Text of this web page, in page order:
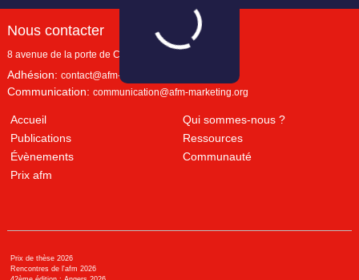
Nous contacter
8 avenue de la porte de Champerret
Adhésion: contact@afm-marketing.org
Communication: communication@afm-marketing.org
Accueil
Qui sommes-nous ?
Publications
Ressources
Évènements
Communauté
Prix afm
Prix de thèse 2026
Rencontres de l'afm 2026